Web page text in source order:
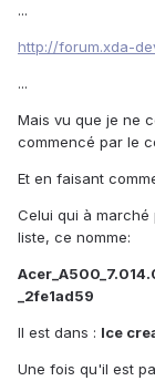
...
http://forum.xda-
...
Mais vu que je ne
commencé par le
Et en faisant
Celui qui à
liste, ce nomme:
_2fe1ad59
Il est dans : Ice
Une fois qu'il est